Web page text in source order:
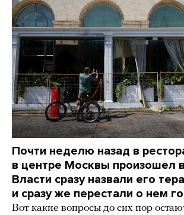
Почти неделю назад в
в центре Москвы произошел
Власти сразу назвали его
и сразу же перестали о нем
Вот какие вопросы до сих пор